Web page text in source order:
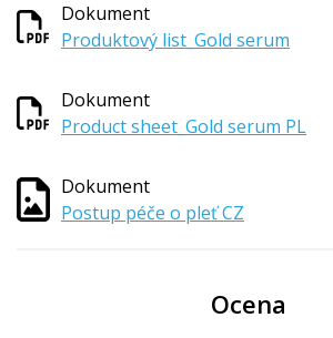
Dokument
Produktový list_Gold serum
Dokument
Product sheet_Gold serum PL
Dokument
Postup péče o pleť CZ
Ocena